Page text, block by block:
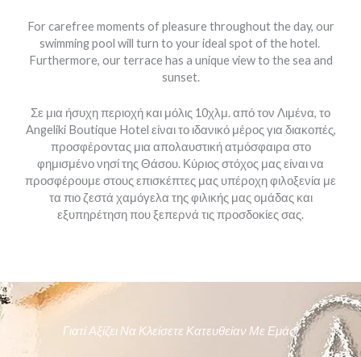
For carefree moments of pleasure throughout the day, our
swimming pool will turn to your ideal spot of the hotel.
Furthermore, our terrace has a unique view to the sea and
sunset.
Σε μια ήσυχη περιοχή και μόλις 10χλμ. από τον Λιμένα, το
Angeliki Boutique Hotel είναι το ιδανικό μέρος για διακοπές,
προσφέροντας μια απολαυστική ατμόσφαιρα στο
φημισμένο νησί της Θάσου. Κύριος στόχος μας είναι να
προσφέρουμε στους επισκέπτες μας υπέροχη φιλοξενία με
τα πιο ζεστά χαμόγελα της φιλικής μας ομάδας και
εξυπηρέτηση που ξεπερνά τις προσδοκίες σας.
Γιατί Αξίζει Να Κλείσετε Κατευθείαν Με Εμάς;